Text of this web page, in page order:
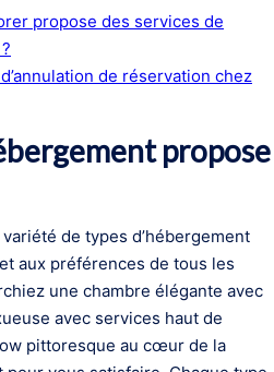
propose des services de
de réservation chez
propose
de types d’hébergement
aux préférences de tous les
une chambre élégante avec
avec services haut de
pittoresque au cœur de la